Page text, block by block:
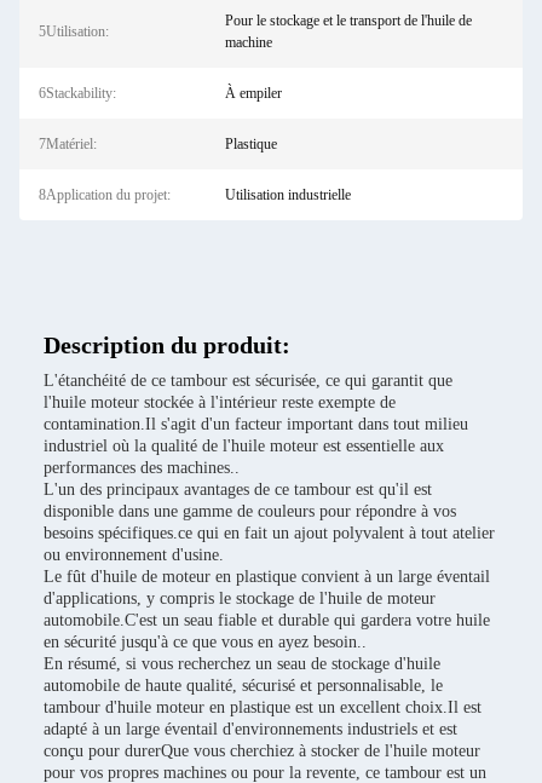
5Utilisation:
Pour le stockage et le transport de l'huile de
machine
6Stackability: À empiler
7Matériel: Plastique
8Application du projet: Utilisation industrielle
Description du produit:
L'étanchéité de ce tambour est sécurisée, ce qui garantit que
l'huile moteur stockée à l'intérieur reste exempte de
contamination.Il s'agit d'un facteur important dans tout milieu
industriel où la qualité de l'huile moteur est essentielle aux
performances des machines..
L'un des principaux avantages de ce tambour est qu'il est
disponible dans une gamme de couleurs pour répondre à vos
besoins spécifiques.ce qui en fait un ajout polyvalent à tout atelier
ou environnement d'usine.
Le fût d'huile de moteur en plastique convient à un large éventail
d'applications, y compris le stockage de l'huile de moteur
automobile.C'est un seau fiable et durable qui gardera votre huile
en sécurité jusqu'à ce que vous en ayez besoin..
En résumé, si vous recherchez un seau de stockage d'huile
automobile de haute qualité, sécurisé et personnalisable, le
tambour d'huile moteur en plastique est un excellent choix.Il est
adapté à un large éventail d'environnements industriels et est
conçu pour durerQue vous cherchiez à stocker de l'huile moteur
pour vos propres machines ou pour la revente, ce tambour est un